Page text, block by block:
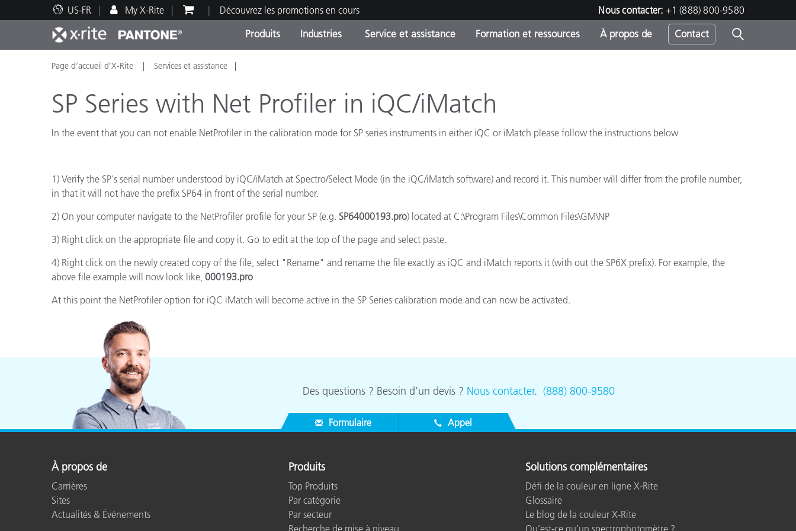
US-FR My X-Rite Découvrez les promotions en cours Nous contacter: +1 (888) 800-9580
Produits
Top Produits
Promotions et Ventes Flash
Online Store
Industries
Impression et Emballage
Automobile
Plastiques
Textile
Fabricants de Produits
Cosmétiques
Food Color Measurement
Industrie Pharmaceutique
Électronique Grand Public
Service et assistance
Assistance technique
Formation et ressources
Ressources éducatives
Autres ressources
À propos de Contact
Page d’accueil d’X-Rite Services et assistance
SP Series with Net Profiler in iQC/iMatch
In the event that you can not enable NetProfiler in the calibration mode for SP series instruments in either iQC or iMatch please follow the instructions below
1) Verify the SP's serial number understood by iQC/iMatch at Spectro/Select Mode (in the iQC/iMatch software) and record it. This number will differ from the profile number,
in that it will not have the prefix SP64 in front of the serial number.
2) On your computer navigate to the NetProfiler profile for your SP (e.g. SP64000193.pro) located at C:\Program Files\Common Files\GM\NP
3) Right click on the appropriate file and copy it. Go to edit at the top of the page and select paste.
4) Right click on the newly created copy of the file, select "Rename" and rename the file exactly as iQC and iMatch reports it (with out the SP6X prefix). For example, the
above file example will now look like, 000193.pro
At this point the NetProfiler option for iQC iMatch will become active in the SP Series calibration mode and can now be activated.
Des questions ? Besoin d’un devis ? Nous contacter. (888) 800-9580
Formulaire Appel
À propos de
Carrières
Sites
Actualités & Événements
Produits
Top Produits
Par catégorie
Par secteur
Recherche de mise à niveau
Solutions complémentaires
Défi de la couleur en ligne X-Rite
Glossaire
Le blog de la couleur X-Rite
Qu’est-ce qu’un spectrophotomètre ?